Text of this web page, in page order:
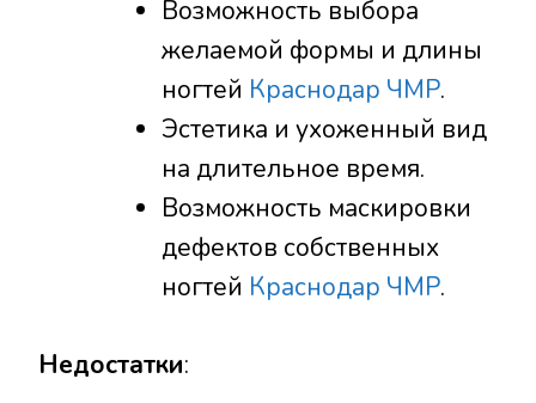
Возможность выбора
желаемой формы и длины
ногтей Краснодар ЧМР.
Эстетика и ухоженный вид
на длительное время.
Возможность маскировки
дефектов собственных
ногтей Краснодар ЧМР.
Недостатки: